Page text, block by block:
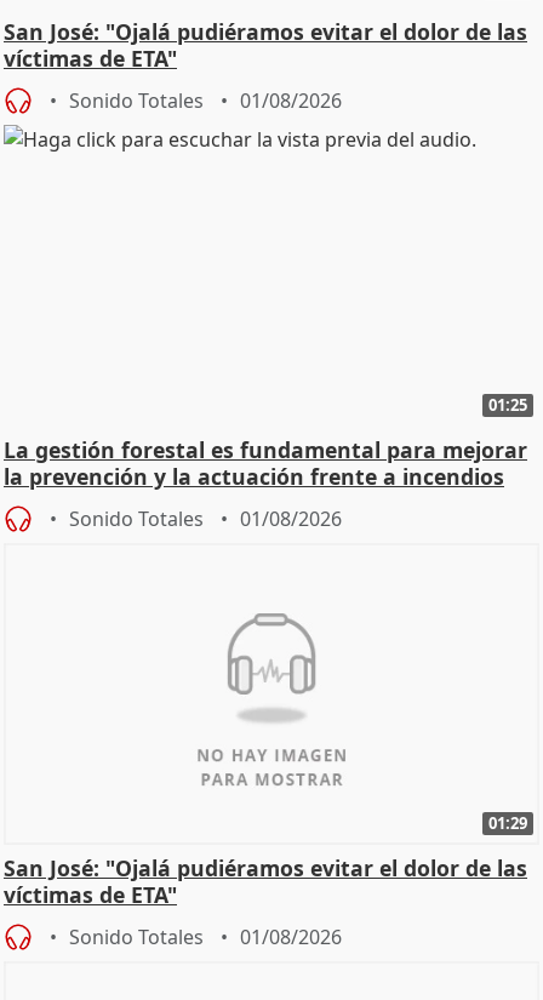
San José: "Ojalá pudiéramos evitar el dolor de las
víctimas de ETA"
Sonido Totales 01/08/2026
01:25
La gestión forestal es fundamental para mejorar
la prevención y la actuación frente a incendios
Sonido Totales 01/08/2026
01:29
San José: "Ojalá pudiéramos evitar el dolor de las
víctimas de ETA"
Sonido Totales 01/08/2026